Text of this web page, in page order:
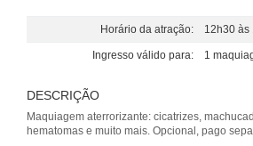
Horário da atração: 12h30 às
Ingresso válido para: 1
DESCRIÇÃO
Maquiagem aterrorizante: cicatrizes,
hematomas e muito mais. Opcional, pago